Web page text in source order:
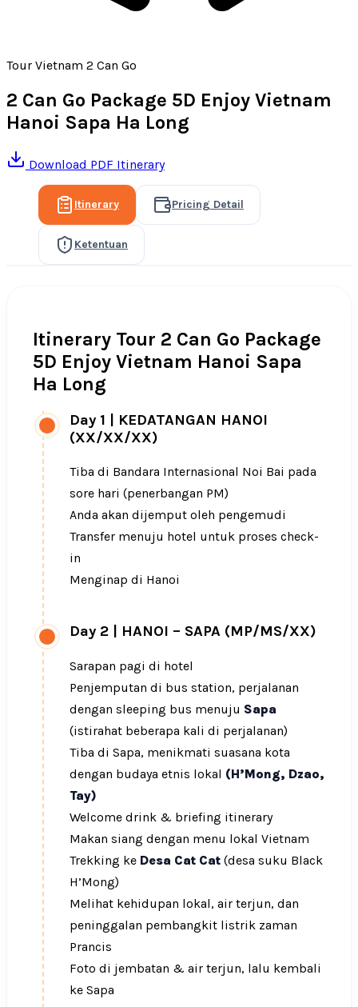
Tour Vietnam 2 Can Go
2 Can Go Package 5D Enjoy Vietnam
Hanoi Sapa Ha Long
Download PDF Itinerary
Itinerary Pricing Detail
Ketentuan
Itinerary Tour 2 Can Go Package
5D Enjoy Vietnam Hanoi Sapa
Ha Long
Day 1 | KEDATANGAN HANOI
(XX/XX/XX)
Tiba di Bandara Internasional Noi Bai pada
sore hari (penerbangan PM)
Anda akan dijemput oleh pengemudi
Transfer menuju hotel untuk proses check-
in
Menginap di Hanoi
Day 2 HANOI – SAPA (MP/MS/XX)
Sarapan pagi di hotel
Penjemputan di bus station, perjalanan
dengan sleeping bus menuju Sapa
(istirahat beberapa kali di perjalanan)
Tiba di Sapa, menikmati suasana kota
dengan budaya etnis lokal (H’Mong, Dzao,
Tay)
Welcome drink & briefing itinerary
Makan siang dengan menu lokal Vietnam
Trekking ke Desa Cat Cat (desa suku Black
H’Mong)
Melihat kehidupan lokal, air terjun, dan
peninggalan pembangkit listrik zaman
Prancis
Foto di jembatan & air terjun, lalu kembali
ke Sapa